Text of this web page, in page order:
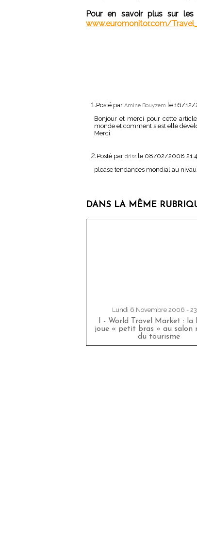
Pour en savoir plus sur les
www.euromonitor.com/
1.Posté par Amine Bouyzem le 16/12/
Bonjour et merci pour cette
monde et comment s'est elle
Merci
2.Posté par driss le 08/02/2008
please tendances mondial au
DANS LA MÊME
Lundi 6 Novembre 2006 -
I - World Travel Market : la
joue « petit bras » au salon
du tourisme